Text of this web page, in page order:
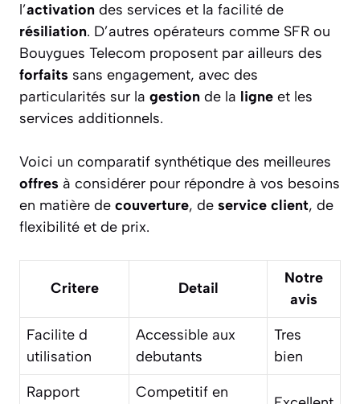
l’activation des services et la facilité de
résiliation. D’autres opérateurs comme SFR ou
Bouygues Telecom proposent par ailleurs des
forfaits sans engagement, avec des
particularités sur la gestion de la ligne et les
services additionnels.
Voici un comparatif synthétique des meilleures
offres à considérer pour répondre à vos besoins
en matière de couverture, de service client, de
flexibilité et de prix.
Critere Detail
Notre
avis
Facilite d
utilisation
Accessible aux
debutants
Tres
bien
Rapport
Competitif en